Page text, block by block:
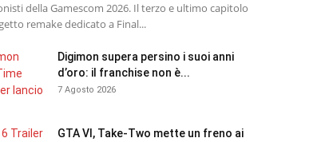
della Gamescom 2026. Il terzo e ultimo capitolo
remake dedicato a Final...
Digimon supera persino i suoi anni
d’oro: il franchise non è...
7 Agosto 2026
GTA VI, Take-Two mette un freno ai